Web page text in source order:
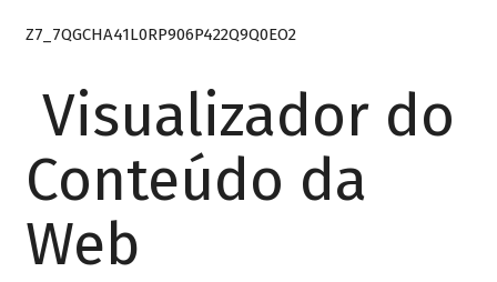
Z7_7QGCHA41L0RP906P422Q9Q0EO2
Visualizador do
Conteúdo da
Web